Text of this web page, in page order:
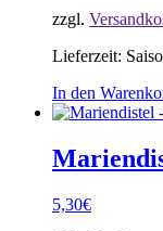
zzgl.
Lieferzeit:
In den
5,30€